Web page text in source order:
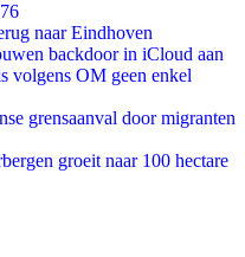
naar Eindhoven
backdoor in iCloud aan
volgens OM geen enkel
grensaanval door migranten
groeit naar 100 hectare